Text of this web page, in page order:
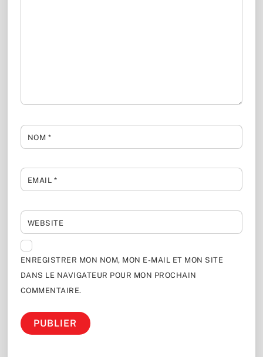
NOM *
EMAIL *
WEBSITE
ENREGISTRER MON NOM, MON E-MAIL ET MON SITE
DANS LE NAVIGATEUR POUR MON PROCHAIN
COMMENTAIRE.